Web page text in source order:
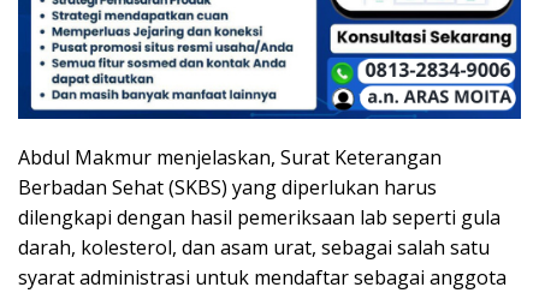
Abdul Makmur menjelaskan, Surat Keterangan
Berbadan Sehat (SKBS) yang diperlukan harus
dilengkapi dengan hasil pemeriksaan lab seperti gula
darah, kolesterol, dan asam urat, sebagai salah satu
syarat administrasi untuk mendaftar sebagai anggota